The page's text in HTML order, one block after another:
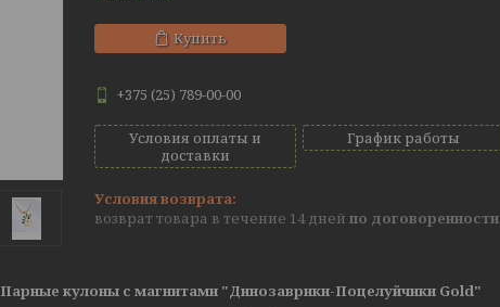
Купить
+375 (25) 789-00-00
Условия оплаты и
доставки
График работы
возврат товара в течение 14 дней по договоренности
Парные кулоны с магнитами "Динозаврики-Поцелуйчики Gold"